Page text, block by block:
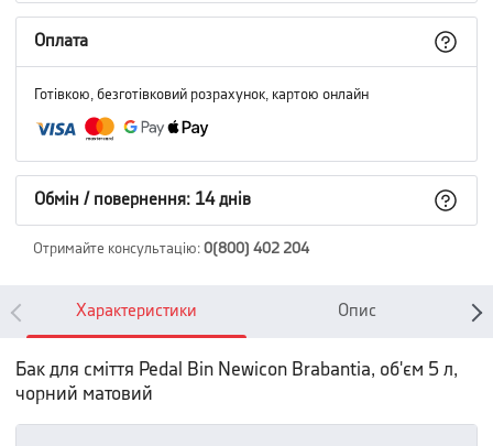
Оплата
Готівкою, безготівковий розрахунок, картою онлайн
Обмін / повернення: 14 днів
Отримайте консультацію: 0(800) 402 204
Характеристики Опис
Бак для сміття Pedal Bin Newicon Brabantia, об'єм 5 л,
чорний матовий